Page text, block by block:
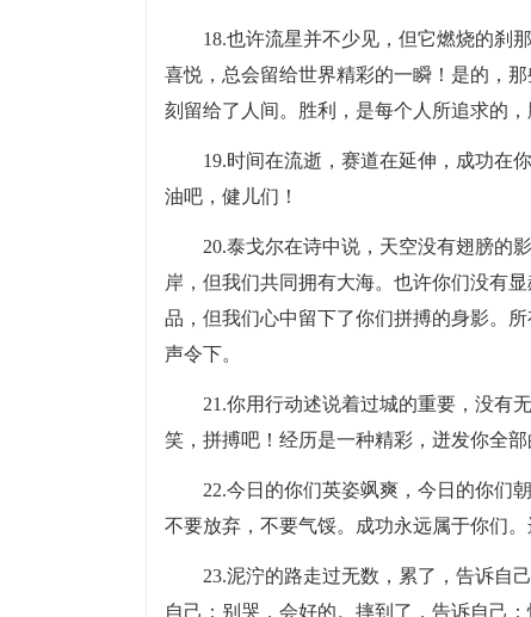
18.也许流星并不少见，但它燃烧的刹
喜悦，总会留给世界精彩的一瞬！是的，
刻留给了人间。胜利，是每个人所追求的
19.时间在流逝，赛道在延伸，成功在
油吧，健儿们！
20.泰戈尔在诗中说，天空没有翅膀的
岸，但我们共同拥有大海。也许你们没有
品，但我们心中留下了你们拼搏的身影。
声令下。
21.你用行动述说着过城的重要，没有
笑，拼搏吧！经历是一种精彩，迸发你全
22.今日的你们英姿飒爽，今日的你们
不要放弃，不要气馁。成功永远属于你们。
23.泥泞的路走过无数，累了，告诉自
自己：别哭，会好的。摔到了，告诉自己